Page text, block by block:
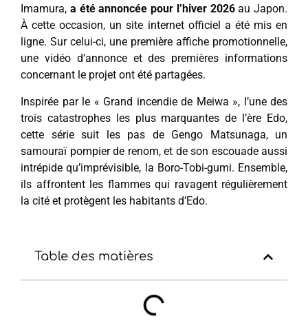
Imamura, a été annoncée pour l’hiver 2026au Japon.
À cette occasion, un site internet officiel a été mis en
ligne. Sur celui-ci, une première affiche promotionnelle,
une vidéo d’annonce et des premières informations
concernant le projet ont été partagées.
Inspirée par le « Grand incendie de Meiwa », l’une des
trois catastrophes les plus marquantes de l’ère Edo,
cette série suit les pas de Gengo Matsunaga, un
samouraï pompier de renom, et de son escouade aussi
intrépide qu’imprévisible, la Boro-Tobi-gumi. Ensemble,
ils affrontent les flammes qui ravagent régulièrement
la cité et protègent les habitants d’Edo.
Table des matières